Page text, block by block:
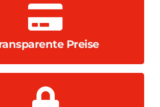
Preise
und keine Depotzahlung.
ohne Kleingedrucktes
ohne versteckte Extras.
inklusive.